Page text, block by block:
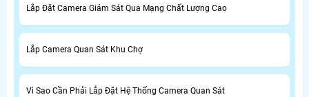
Lắp Đặt Camera Giám Sát Qua Mạng Chất Lượng Cao
Lắp Camera Quan Sát Khu Chợ
Vì Sao Cần Phải Lắp Đặt Hệ Thống Camera Quan Sát